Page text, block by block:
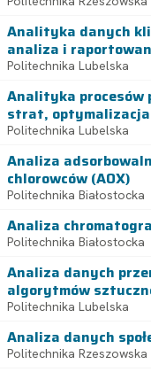
Analityka danych
analiza i
Politechnika Lubelska
Analityka procesów
strat,
Politechnika Lubelska
Analiza
chlorowców (AOX)
Politechnika Białostocka
Analiza
Politechnika Białostocka
Analiza danych
algorytmów
Politechnika Lubelska
Analiza danych
Politechnika Rzeszowska